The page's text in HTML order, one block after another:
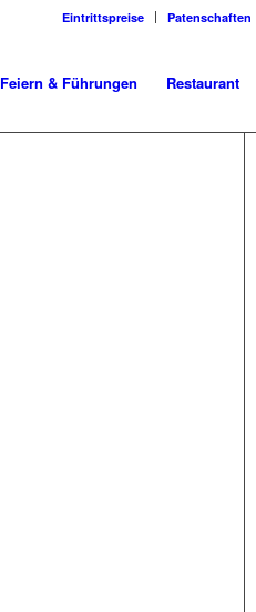
Eintrittspreise Patenschaften
Feiern & Führungen Restaurant